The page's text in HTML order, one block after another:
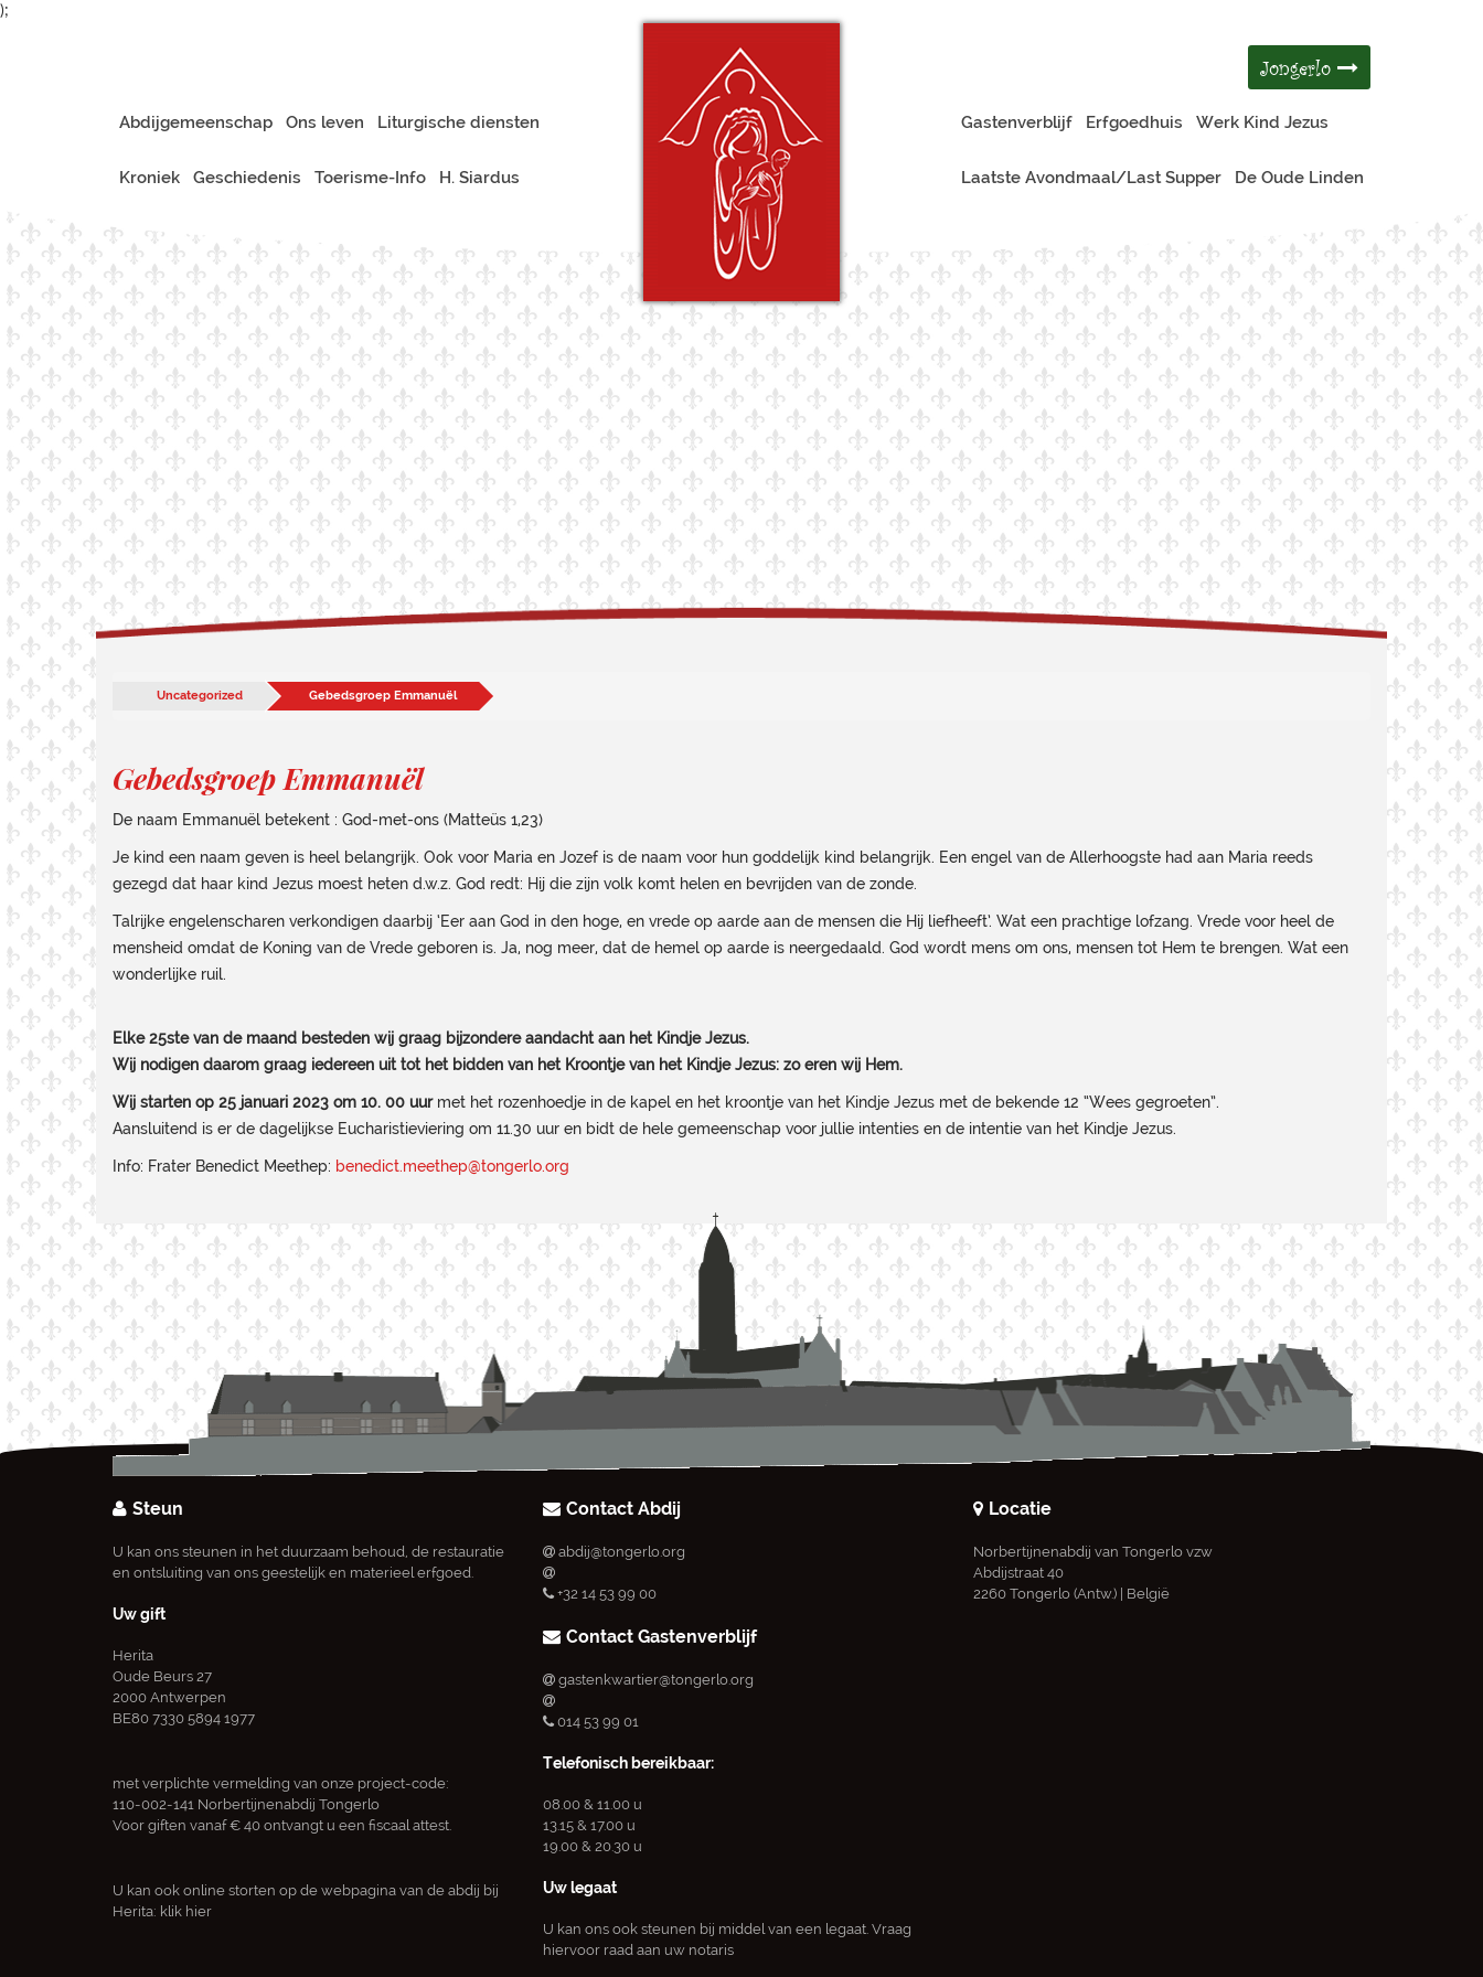
);
Jongerlo
Abdijgemeenschap Ons leven Liturgische diensten
Kroniek Geschiedenis Toerisme-Info H. Siardus
Gastenverblijf Erfgoedhuis Werk Kind Jezus
Laatste Avondmaal/Last Supper De Oude Linden
Uncategorized Gebedsgroep Emmanuël
Gebedsgroep Emmanuël
De naam Emmanuël betekent : God-met-ons (Matteüs 1,23)
Je kind een naam geven is heel belangrijk. Ook voor Maria en Jozef is de naam voor hun goddelijk kind belangrijk. Een engel van de Allerhoogste had aan Maria reeds
gezegd dat haar kind Jezus moest heten d.w.z. God redt: Hij die zijn volk komt helen en bevrijden van de zonde.
Talrijke engelenscharen verkondigen daarbij ‘Eer aan God in den hoge, en vrede op aarde aan de mensen die Hij liefheeft’. Wat een prachtige lofzang. Vrede voor heel de
mensheid omdat de Koning van de Vrede geboren is. Ja, nog meer, dat de hemel op aarde is neergedaald. God wordt mens om ons, mensen tot Hem te brengen. Wat een
wonderlijke ruil.
Elke 25ste van de maand besteden wij graag bijzondere aandacht aan het Kindje Jezus.
Wij nodigen daarom graag iedereen uit tot het bidden van het Kroontje van het Kindje Jezus: zo eren wij Hem.
Wij starten op 25 januari 2023 om 10. 00 uur met het rozenhoedje in de kapel en het kroontje van het Kindje Jezus met de bekende 12 “Wees gegroeten”.
Aansluitend is er de dagelijkse Eucharistieviering om 11.30 uur en bidt de hele gemeenschap voor jullie intenties en de intentie van het Kindje Jezus.
Info: Frater Benedict Meethep: benedict.meethep@tongerlo.org
Steun
U kan ons steunen in het duurzaam behoud, de restauratie
en ontsluiting van ons geestelijk en materieel erfgoed.
Uw gift
Herita
Oude Beurs 27
2000 Antwerpen
BE80 7330 5894 1977
met verplichte vermelding van onze project-code:
110-002-141 Norbertijnenabdij Tongerlo
Voor giften vanaf € 40 ontvangt u een fiscaal attest.
U kan ook online storten op de webpagina van de abdij bij
Herita: klik hier
Contact Abdij
abdij@tongerlo.org
+32 14 53 99 00
Contact Gastenverblijf
gastenkwartier@tongerlo.org
014 53 99 01
Telefonisch bereikbaar:
08.00 & 11.00 u
13.15 & 17.00 u
19.00 & 20.30 u
Uw legaat
U kan ons ook steunen bij middel van een legaat. Vraag
hiervoor raad aan uw notaris
Locatie
Norbertijnenabdij van Tongerlo vzw
Abdijstraat 40
2260 Tongerlo (Antw.) | België